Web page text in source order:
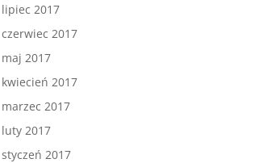
lipiec 2017
czerwiec 2017
maj 2017
kwiecień 2017
marzec 2017
luty 2017
styczeń 2017